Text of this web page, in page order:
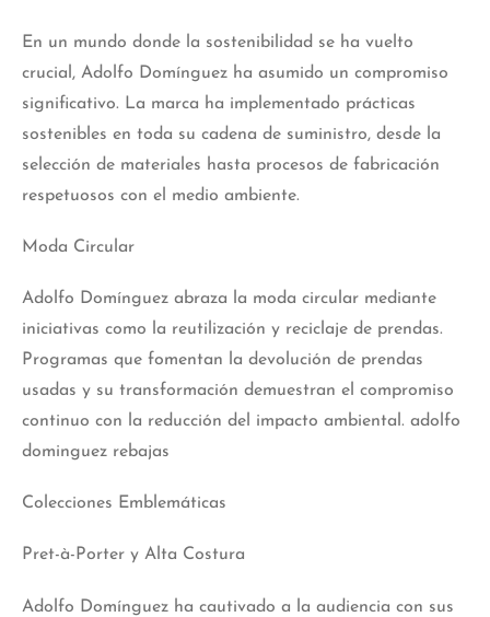
En un mundo donde la sostenibilidad se ha vuelto
crucial, Adolfo Domínguez ha asumido un compromiso
significativo. La marca ha implementado prácticas
sostenibles en toda su cadena de suministro, desde la
selección de materiales hasta procesos de fabricación
respetuosos con el medio ambiente.
Moda Circular
Adolfo Domínguez abraza la moda circular mediante
iniciativas como la reutilización y reciclaje de prendas.
Programas que fomentan la devolución de prendas
usadas y su transformación demuestran el compromiso
continuo con la reducción del impacto ambiental. adolfo
dominguez rebajas
Colecciones Emblemáticas
Pret-à-Porter y Alta Costura
Adolfo Domínguez ha cautivado a la audiencia con sus